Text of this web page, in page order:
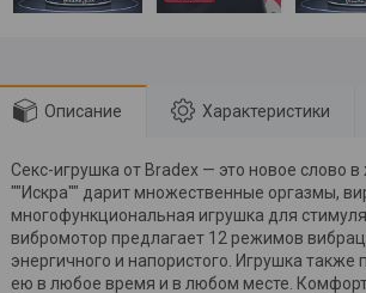
Описание Характеристики
Секс-игрушка от Bradex — это новое слово
""Искра"" дарит множественные оргазмы,
многофункциональная игрушка для
вибромотор предлагает 12 режимов
энергичного и напористого. Игрушка
ею в любое время и в любом месте.